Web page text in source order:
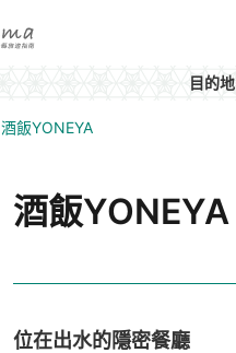
目的地
酒飯YONEYA
酒飯YONEYA
位在出水的隱密餐廳